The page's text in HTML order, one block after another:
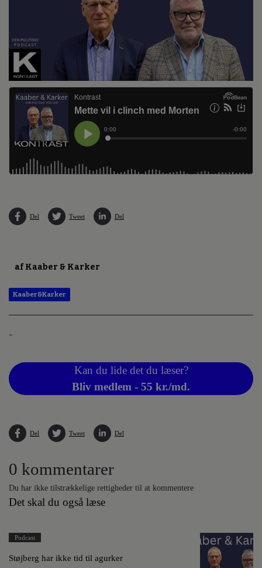
Del Tweet Del
af Kaaber & Karker
Kaaber&Karker
-
Kan du lide det du læser?
Bliv medlem - 55 kr./md.
Del Tweet Del
0 kommentarer
Du har ikke tilstrækkelige rettigheder til at kommentere
Det skal du også læse
Podcast
Støjberg har ikke tid til agurker